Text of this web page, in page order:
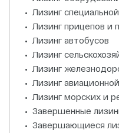
Лизинг
Лизинг прицепов и
Лизинг автобусов
Лизинг
Лизинг
Лизинг
Лизинг морских и
Завершенные
Завершающиеся